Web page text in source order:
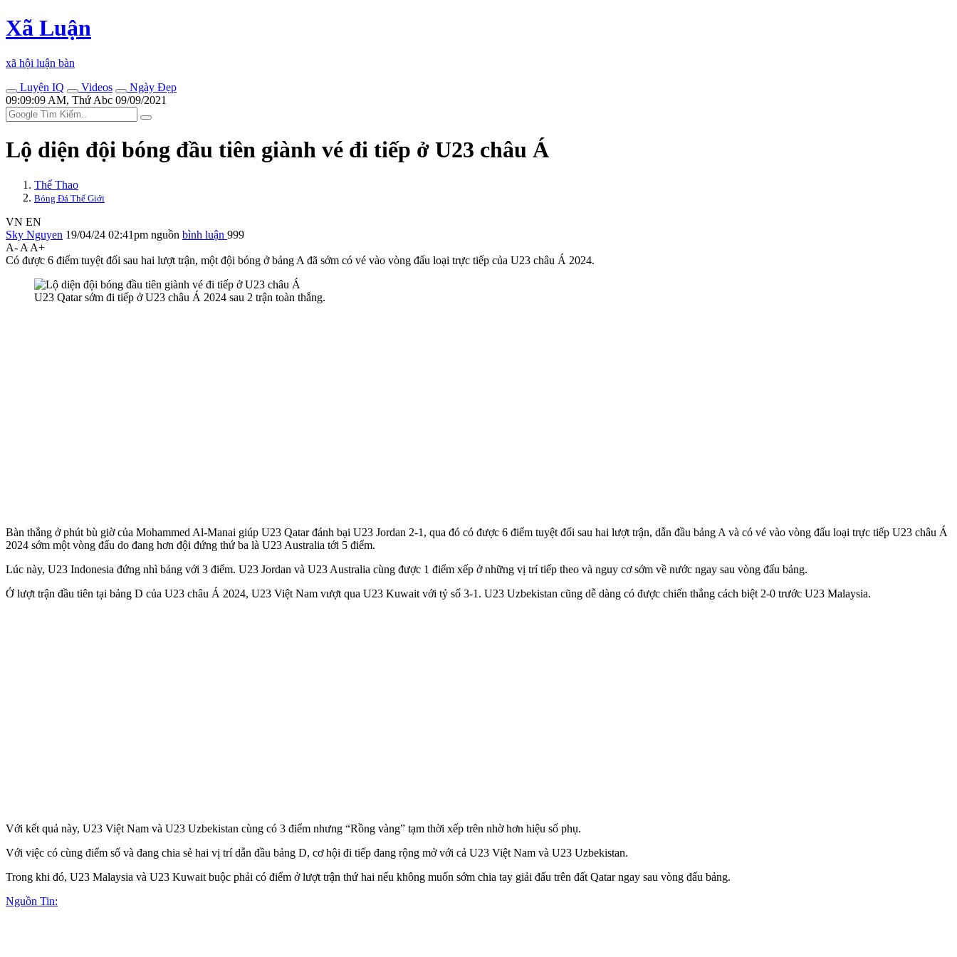
Xã Luận
xã hội luận bàn
Luyện IQ
Videos
Ngày Đẹp
09:09:09 AM, Thứ Abc 09/09/2021
Lộ diện đội bóng đầu tiên giành vé đi tiếp ở U23 châu Á
Thể Thao
Bóng Đá Thế Giới
VN EN
Sky Nguyen 19/04/24 02:41pm nguồn bình luận 999
A- A A+
Có được 6 điểm tuyệt đối sau hai lượt trận, một đội bóng ở bảng A đã sớm có vé vào vòng đấu loại trực tiếp của U23 châu Á 2024.
U23 Qatar sớm đi tiếp ở U23 châu Á 2024 sau 2 trận toàn thắng.
Bàn thắng ở phút bù giờ của Mohammed Al-Manai giúp U23 Qatar đánh bại U23 Jordan 2-1, qua đó có được 6 điểm tuyệt đối sau hai lượt trận, dẫn đầu bảng A và có vé vào vòng đấu loại trực tiếp U23 châu Á
2024 sớm một vòng đấu do đang hơn đội đứng thứ ba là U23 Australia tới 5 điểm.
Lúc này, U23 Indonesia đứng nhì bảng với 3 điểm. U23 Jordan và U23 Australia cùng được 1 điểm xếp ở những vị trí tiếp theo và nguy cơ sớm về nước ngay sau vòng đấu bảng.
Ở lượt trận đầu tiên tại bảng D của U23 châu Á 2024, U23 Việt Nam vượt qua U23 Kuwait với tỷ số 3-1. U23 Uzbekistan cũng dễ dàng có được chiến thắng cách biệt 2-0 trước U23 Malaysia.
Với kết quả này, U23 Việt Nam và U23 Uzbekistan cùng có 3 điểm nhưng “Rồng vàng” tạm thời xếp trên nhờ hơn hiệu số phụ.
Với việc có cùng điểm số và đang chia sẻ hai vị trí dẫn đầu bảng D, cơ hội đi tiếp đang rộng mở với cả U23 Việt Nam và U23 Uzbekistan.
Trong khi đó, U23 Malaysia và U23 Kuwait buộc phải có điểm ở lượt trận thứ hai nếu không muốn sớm chia tay giải đấu trên đất Qatar ngay sau vòng đấu bảng.
Nguồn Tin: